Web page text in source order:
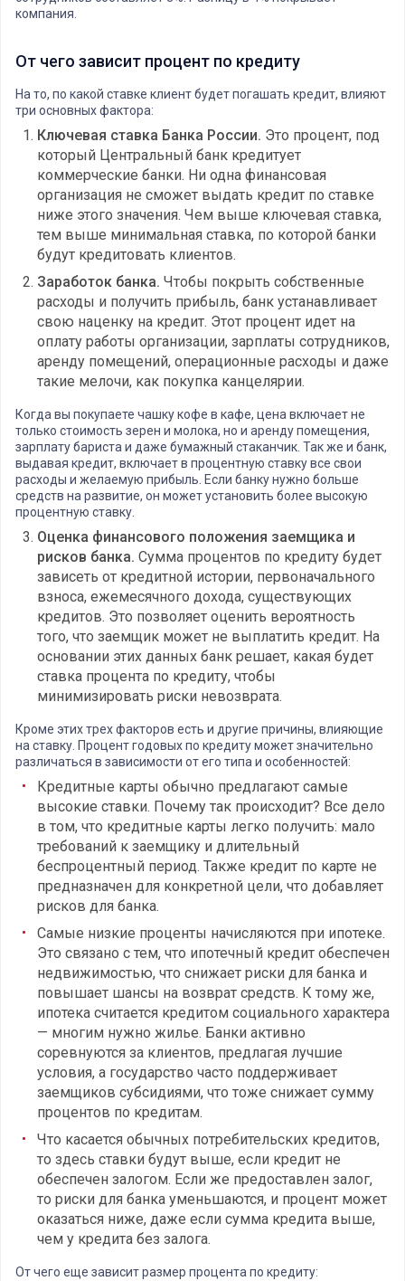
компания.
От чего зависит процент по кредиту
На то, по какой ставке клиент будет погашать кредит, влияют
три основных фактора:
Ключевая ставка Банка России. Это процент, под
который Центральный банк кредитует
коммерческие банки. Ни одна финансовая
организация не сможет выдать кредит по ставке
ниже этого значения. Чем выше ключевая ставка,
тем выше минимальная ставка, по которой банки
будут кредитовать клиентов.
Заработок банка. Чтобы покрыть собственные
расходы и получить прибыль, банк устанавливает
свою наценку на кредит. Этот процент идет на
оплату работы организации, зарплаты сотрудников,
аренду помещений, операционные расходы и даже
такие мелочи, как покупка канцелярии.
Когда вы покупаете чашку кофе в кафе, цена включает не
только стоимость зерен и молока, но и аренду помещения,
зарплату бариста и даже бумажный стаканчик. Так же и банк,
выдавая кредит, включает в процентную ставку все свои
расходы и желаемую прибыль. Если банку нужно больше
средств на развитие, он может установить более высокую
процентную ставку.
Оценка финансового положения заемщика и
рисков банка. Сумма процентов по кредиту будет
зависеть от кредитной истории, первоначального
взноса, ежемесячного дохода, существующих
кредитов. Это позволяет оценить вероятность
того, что заемщик может не выплатить кредит. На
основании этих данных банк решает, какая будет
ставка процента по кредиту, чтобы
минимизировать риски невозврата.
Кроме этих трех факторов есть и другие причины, влияющие
на ставку. Процент годовых по кредиту может значительно
различаться в зависимости от его типа и особенностей:
Кредитные карты обычно предлагают самые
высокие ставки. Почему так происходит? Все дело
в том, что кредитные карты легко получить: мало
требований к заемщику и длительный
беспроцентный период. Также кредит по карте не
предназначен для конкретной цели, что добавляет
рисков для банка.
Самые низкие проценты начисляются при ипотеке.
Это связано с тем, что ипотечный кредит обеспечен
недвижимостью, что снижает риски для банка и
повышает шансы на возврат средств. К тому же,
ипотека считается кредитом социального характера
— многим нужно жилье. Банки активно
соревнуются за клиентов, предлагая лучшие
условия, а государство часто поддерживает
заемщиков субсидиями, что тоже снижает сумму
процентов по кредитам.
Что касается обычных потребительских кредитов,
то здесь ставки будут выше, если кредит не
обеспечен залогом. Если же предоставлен залог,
то риски для банка уменьшаются, и процент может
оказаться ниже, даже если сумма кредита выше,
чем у кредита без залога.
От чего еще зависит размер процента по кредиту: